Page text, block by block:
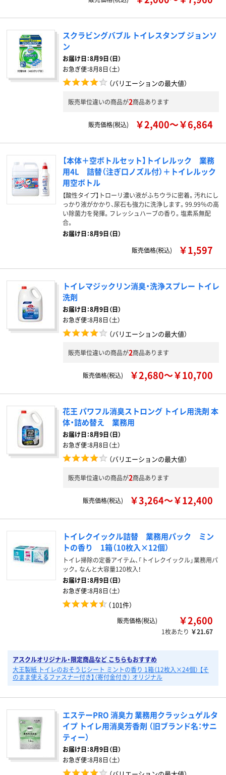
スクラビングバブル トイレスタンプ ジョンソ
ン
お届け日：8月9日（日）
お急ぎ便：8月8日（土）
（バリエーションの最大値）
販売単位違いの商品が2商品あります
販売価格(税込) ￥2,400～￥6,864
【本体＋空ボトルセット】トイレルック 業務
用4L 詰替（注ぎ口ノズル付）＋トイレルック
用空ボトル
【酸性タイプ】トローリ濃い液がふちウラに密着。汚れにし
っかり液がかかり、尿石も強力に洗浄します。99.99％の高
い除菌力を発揮。フレッシュハーブの香り。塩素系無配
合。
お届け日：8月9日（日）
販売価格(税込)
￥1,597
トイレマジックリン消臭・洗浄スプレー トイレ
洗剤
お届け日：8月9日（日）
お急ぎ便：8月8日（土）
（バリエーションの最大値）
販売単位違いの商品が2商品あります
販売価格(税込) ￥2,680～￥10,700
花王 パワフル消臭ストロング トイレ用洗剤 本
体・詰め替え 業務用
お届け日：8月9日（日）
お急ぎ便：8月8日（土）
（バリエーションの最大値）
販売単位違いの商品が2商品あります
販売価格(税込) ￥3,264～￥12,400
トイレクイックル詰替 業務用パック ミン
トの香り 1箱（10枚入×12個）
トイレ掃除の定番アイテム、「トイレクイックル」業務用パ
ック。なんと大容量120枚入！
お届け日：8月9日（日）
お急ぎ便：8月8日（土）
（101件）
販売価格(税込) ￥2,600
1枚あたり ￥21.67
アスクルオリジナル・限定商品など こちらもおすすめ
大王製紙 トイレのおそうじシート ミントの香り 1箱（12枚入×24個） 【そ
のまま使えるファスナー付き】（寄付金付き） オリジナル
エステーPRO 消臭力 業務用クラッシュゲルタ
イプ トイレ用消臭芳香剤 （旧ブランド名：サニ
ティー）
お届け日：8月9日（日）
お急ぎ便：8月8日（土）